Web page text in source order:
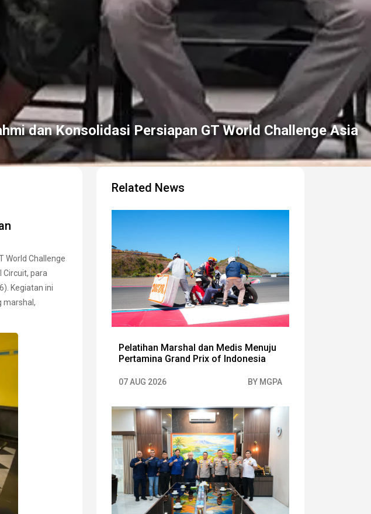
dan Konsolidasi Persiapan GT World Challenge Asia
World Challenge
Circuit, para
Kegiatan ini
marshal,
Related News
Pelatihan Marshal dan Medis Menuju
Pertamina Grand Prix of Indonesia
07 AUG 2026 BY MGPA